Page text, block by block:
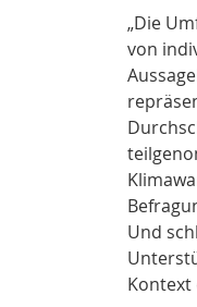
„Die
von
Und
Kontext